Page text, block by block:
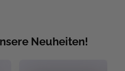
Neuheiten!